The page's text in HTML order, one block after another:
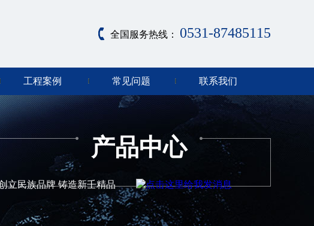
全国服务热线： 0531-87485115
工程案例 常见问题 联系我们
产品中心
立民族品牌 铸造新壬精品